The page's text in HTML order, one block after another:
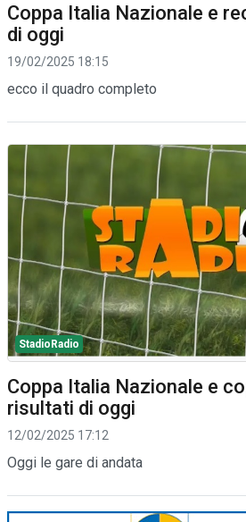
Coppa Italia Nazionale e
di oggi
19/02/2025 18:15
ecco il quadro completo
StadioRadio
Coppa Italia Nazionale e
risultati di oggi
12/02/2025 17:12
Oggi le gare di andata